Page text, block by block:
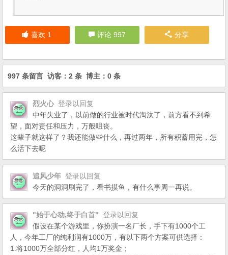
喜欢 1 评论 997 分享
997 条留言 访客：2 条 博主：0 条
烈火心 登录以回复
中年失业了，以前做的行业被时代淘汰了，前方看不到希
望，面对责任和压力，万般咀丧。
这辈子就这样了？我还能做些什么，再过两年，所有积蓄用完，怎
么活下去呢
追风少年 登录以回复
今天的洞洞刷完了，看书摸鱼，有什么事周一再说。
"始于心动,终于白首" 登录以回复
假设在某个游戏里，你扮演一名厂长，手下有1000个工
人，今年工厂的纯利润有1000万，有以下两个方案可供选择：
1.将1000万全部分红，人均1万奖金；